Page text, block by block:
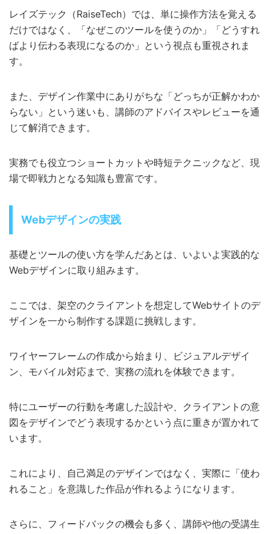
レイズテック（RaiseTech）では、単に操作方法を覚える
だけではなく、「なぜこのツールを使うのか」「どうすれ
ばより伝わる表現になるのか」という視点も重視されま
す。
また、デザイン作業中にありがちな「どっちが正解かわか
らない」という迷いも、講師のアドバイスやレビューを通
じて解消できます。
実務でも役立つショートカットや時短テクニックなど、現
場で即戦力となる知識も豊富です。
Webデザインの実践
基礎とツールの使い方を学んだあとは、いよいよ実践的な
Webデザインに取り組みます。
ここでは、架空のクライアントを想定してWebサイトのデ
ザインを一から制作する課題に挑戦します。
ワイヤーフレームの作成から始まり、ビジュアルデザイ
ン、モバイル対応まで、実務の流れを体験できます。
特にユーザーの行動を考慮した設計や、クライアントの意
図をデザインでどう表現するかという点に重きが置かれて
います。
これにより、自己満足のデザインではなく、実際に「使わ
れること」を意識した作品が作れるようになります。
さらに、フィードバックの機会も多く、講師や他の受講生